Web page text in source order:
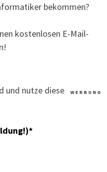
bekommen?
kostenlosen E-Mail-
W E R B U N G
und nutze diese